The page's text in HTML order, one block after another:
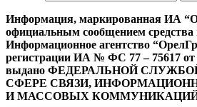
Информация, маркированная ИА
официальным сообщением
Информационное агентство
регистрации ИА № ФС 77 – 75617 от
выдано ФЕДЕРАЛЬНОЙ
СФЕРЕ СВЯЗИ,
И МАССОВЫХ КОММУНИКАЦИЙ